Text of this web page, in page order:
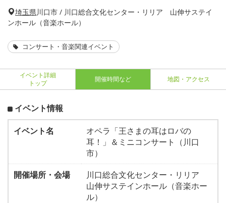
埼玉県川口市 / 川口総合文化センター・リリア 山伸サステイ
ンホール（音楽ホール）
コンサート・音楽関連イベント
イベント詳細
トップ
開催時間など 地図・アクセス
イベント情報
イベント名
オペラ「王さまの耳はロバの
耳！」＆ミニコンサート（川口
市）
開催場所・会場
川口総合文化センター・リリア
山伸サステインホール（音楽ホー
ル）